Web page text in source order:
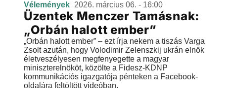
Vélemények 2026. március 06. - 16:00
Üzentek Menczer Tamásnak:
„Orbán halott ember”
„Orbán halott ember” – ezt írja nekem a tiszás Varga
Zsolt azután, hogy Volodimir Zelenszkij ukrán elnök
életveszélyesen megfenyegette a magyar
miniszterelnököt, közölte a Fidesz-KDNP
kommunikációs igazgatója pénteken a Facebook-
oldalára feltöltött videóban.